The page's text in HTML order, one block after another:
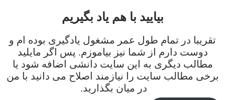
بیایید با هم یاد بگیریم
تقریبا در تمام طول عمر مشغول یادگیری بوده ام و
دوست دارم از شما نیز بیاموزم. پس اگر مایلید
مطالب دیگری به این سایت دانشی اضافه شود یا
برخی مطالب سایت را نیازمند اصلاح می دانید با من
در میان بگذارید.